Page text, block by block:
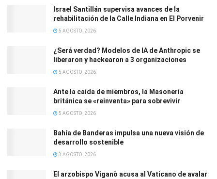
Israel Santillán supervisa avances de la
rehabilitación de la Calle Indiana en El Porvenir
5 AGOSTO, 2026
¿Será verdad? Modelos de IA de Anthropic se
liberaron y hackearon a 3 organizaciones
5 AGOSTO, 2026
Ante la caída de miembros, la Masonería
británica se «reinventa» para sobrevivir
5 AGOSTO, 2026
Bahía de Banderas impulsa una nueva visión de
desarrollo sostenible
3 AGOSTO, 2026
El arzobispo Viganò acusa al Vaticano de avalar